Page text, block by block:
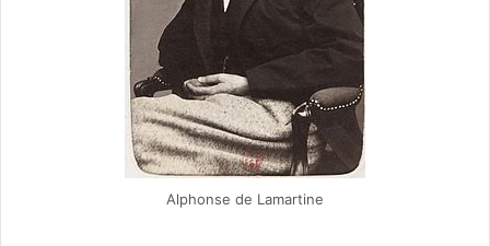
Alphonse de Lamartine